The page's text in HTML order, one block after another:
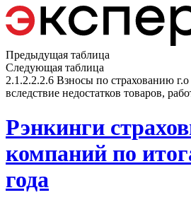
Предыдущая таблица
Следующая таблица
2.1.2.2.2.6 Взносы по страхованию
вследствие недостатков товаров,
Рэнкинги
компаний по
года